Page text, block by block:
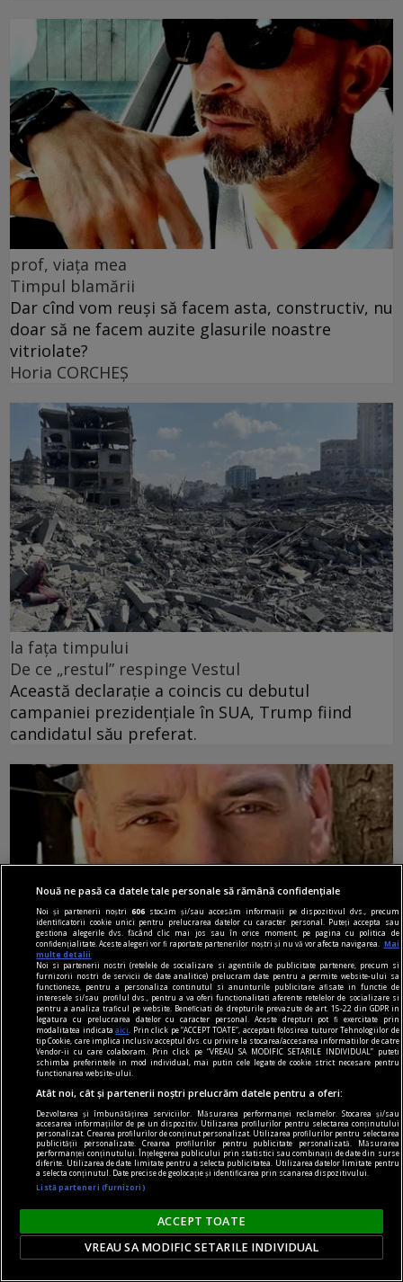
prof, viața mea
Timpul blamării
Dar cînd vom reuși să facem asta, constructiv, nu
doar să ne facem auzite glasurile noastre
vitriolate?
Horia CORCHEŞ
la fața timpului
De ce „restul” respinge Vestul
Această declarație a coincis cu debutul
campaniei prezidențiale în SUA, Trump fiind
candidatul său preferat.
un sport la răsărit
Dacă asculți toate părțile implicate în cazul
Simonei Halep, inclusiv pe ea însăși, constați că
toți ar avea dreptate. Cum vine asta?
Care fac un pact cu tine. Și nu mai acceptă nici
măcar o privire înapoi.
Radu NAUM
Nouă ne pasă ca datele tale personale să rămână confidențiale
Noi și partenerii noștri606 stocăm și/sau accesăm informații pe dispozitivul dvs., precum
identificatorii cookie unici pentru prelucrarea datelor cu caracter personal. Puteți accepta sau
gestiona alegerile dvs. făcând clic mai jos sau în orice moment, pe pagina cu politica de
confidențialitate. Aceste alegeri vor fi raportate partenerilor noștri și nu vă vor afecta navigarea.
Mai
multe detalii
Noi si partenerii nostri (retelele de socializare si agentiile de publicitate partenere, precum si
furnizorii nostri de servicii de date analitice) prelucram date pentru a permite website-ului sa
functioneze, pentru a personaliza continutul si anunturile publicitare afisate in functie de
interesele si/sau profilul dvs., pentru a va oferi functionalitati aferente retelelor de socializare si
pentru a analiza traficul pe website. Beneficiati de drepturile prevazute de art. 15-22 din GDPR in
legatura cu prelucrarea datelor cu caracter personal. Aceste drepturi pot fi exercitate prin
modalitatea indicataaici
. Prin click pe “ACCEPT TOATE”, acceptati folosirea tuturor Tehnologiilor de
tip Cookie, care implica inclusiv acceptul dvs. cu privire la stocarea/accesarea informatiilor de catre
Vendor-ii cu care colaboram. Prin click pe “VREAU SA MODIFIC SETARILE INDIVIDUAL” puteti
schimba preferintele in mod individual, mai putin cele legate de cookie strict necesare pentru
functionarea website-ului.
Atât noi, cât și partenerii noștri prelucrăm datele pentru a oferi:
Dezvoltarea și îmbunătățirea serviciilor. Măsurarea performanței reclamelor. Stocarea și/sau
accesarea informațiilor de pe un dispozitiv. Utilizarea profilurilor pentru selectarea conținutului
personalizat. Crearea profilurilor de conținut personalizat. Utilizarea profilurilor pentru selectarea
publicității personalizate. Crearea profilurilor pentru publicitate personalizată. Măsurarea
performanței conținutului. Înțelegerea publicului prin statistici sau combinații de date din surse
diferite. Utilizarea de date limitate pentru a selecta publicitatea. Utilizarea datelor limitate pentru
a selecta conținutul. Date precise de geolocație și identificarea prin scanarea dispozitivului.
Listă parteneri (furnizori)
ACCEPT TOATE
VREAU SA MODIFIC SETARILE INDIVIDUAL